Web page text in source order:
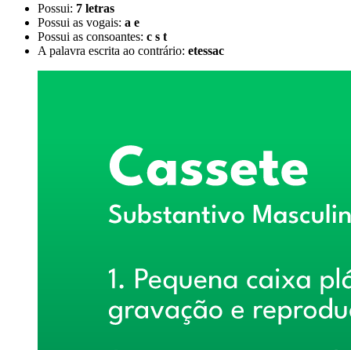
Possui: 7 letras
Possui as vogais: a e
Possui as consoantes: c s t
A palavra escrita ao contrário: etessac